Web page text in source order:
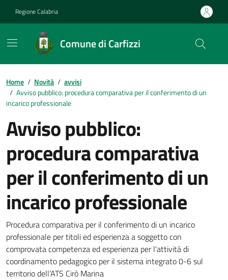
Regione Calabria
Comune di Carfizzi
Home / Novità / avvisi
/ Avviso pubblico: procedura comparativa per il conferimento di un
incarico professionale
Avviso pubblico:
procedura comparativa
per il conferimento di un
incarico professionale
Dettagli della notizia
Procedura comparativa per il conferimento di un incarico
professionale per titoli ed esperienza a soggetto con
comprovata competenza ed esperienza per l'attività di
coordinamento pedagogico per il sistema integrato 0-6 sul
territorio dell’ATS Cirò Marina